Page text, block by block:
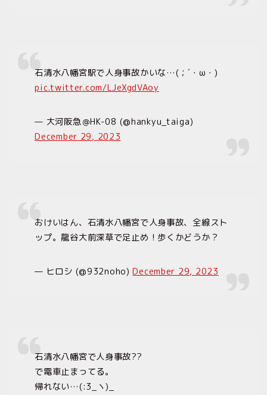
石清水八幡宮駅で人身事故かいな…(；´・ω・)
pic.twitter.com/LJeXgdVAoy
— 大河阪急＠HK-08 (@hankyu_taiga)
December 29, 2023
おけいはん、石清水八幡宮で人身事故、全線スト
ップ。龍谷大前深草で足止め！歩くかどうか？
— ヒロシ (@932noho)December 29, 2023
石清水八幡宮で人身事故??
で電車止まってる。
帰れない…(:3_ヽ)_